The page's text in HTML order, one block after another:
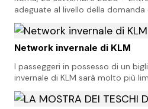
adeguate al livello della domanda
Network invernale di KLM
I passeggeri in possesso di un
invernale di KLM sarà molto più